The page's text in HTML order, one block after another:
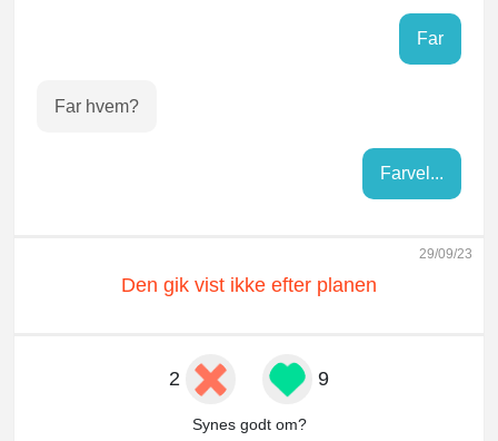
Far
Far hvem?
Farvel...
29/09/23
Den gik vist ikke efter planen
2 9
Synes godt om?